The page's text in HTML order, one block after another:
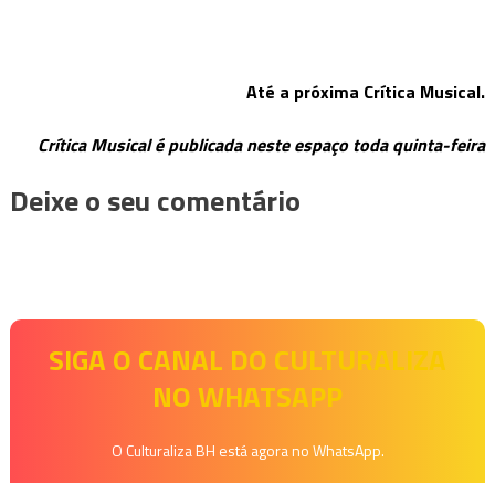
Até a próxima Crítica Musical.
Crítica Musical é publicada neste espaço toda quinta-feira
Deixe o seu comentário
SIGA O CANAL DO CULTURALIZA
NO WHATSAPP
O Culturaliza BH está agora no WhatsApp.